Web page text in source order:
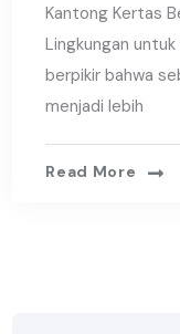
Kantong Kertas
Lingkungan
berpikir bahwa
menjadi lebih
Read More